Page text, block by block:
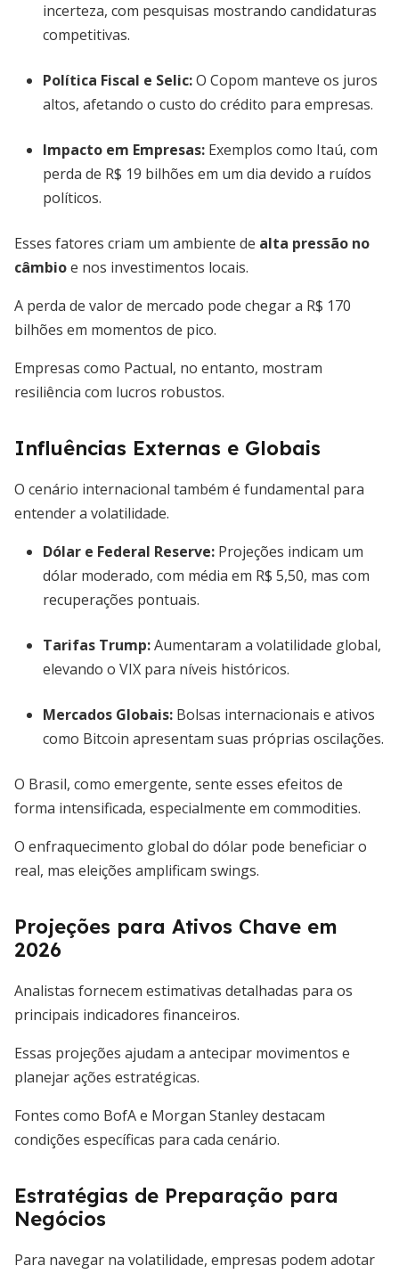
incerteza, com pesquisas mostrando candidaturas
competitivas.
Política Fiscal e Selic:O Copom manteve os juros
altos, afetando o custo do crédito para empresas.
Impacto em Empresas: Exemplos como Itaú, com
perda de R$ 19 bilhões em um dia devido a ruídos
políticos.
Esses fatores criam um ambiente de alta pressão no
câmbioe nos investimentos locais.
A perda de valor de mercado pode chegar a R$ 170
bilhões em momentos de pico.
Empresas como Pactual, no entanto, mostram
resiliência com lucros robustos.
Influências Externas e Globais
O cenário internacional também é fundamental para
entender a volatilidade.
Dólar e Federal Reserve: Projeções indicam um
dólar moderado, com média em R$ 5,50, mas com
recuperações pontuais.
Tarifas Trump:Aumentaram a volatilidade global,
elevando o VIX para níveis históricos.
Mercados Globais: Bolsas internacionais e ativos
como Bitcoin apresentam suas próprias oscilações.
O Brasil, como emergente, sente esses efeitos de
forma intensificada, especialmente em commodities.
O enfraquecimento global do dólar pode beneficiar o
real, mas eleições amplificam swings.
Projeções para Ativos Chave em
2026
Analistas fornecem estimativas detalhadas para os
principais indicadores financeiros.
Essas projeções ajudam a antecipar movimentos e
planejar ações estratégicas.
Fontes como BofA e Morgan Stanley destacam
condições específicas para cada cenário.
Estratégias de Preparação para
Negócios
Para navegar na volatilidade, empresas podem adotar